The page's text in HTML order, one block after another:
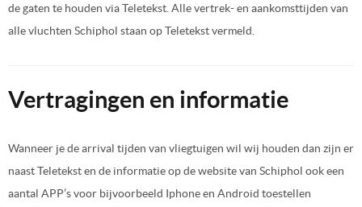
de gaten te houden via Teletekst. Alle vertrek- en aankomsttijden van
alle vluchten Schiphol staan op Teletekst vermeld.
Vertragingen en informatie
Wanneer je de arrival tijden van vliegtuigen wil wij houden dan zijn er
naast Teletekst en de informatie op de website van Schiphol ook een
aantal APP’s voor bijvoorbeeld Iphone en Android toestellen